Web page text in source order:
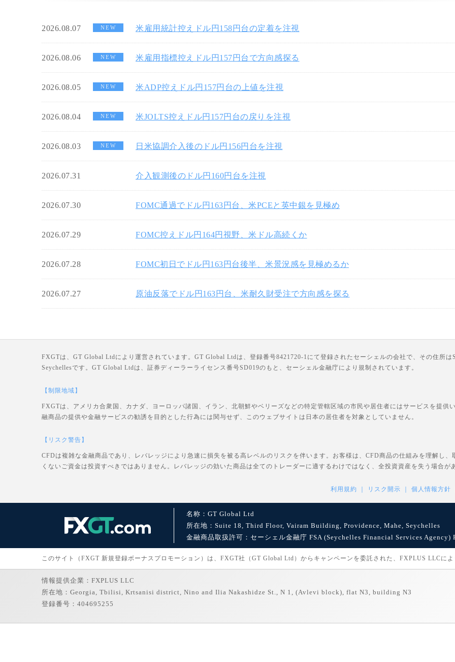
2026.08.07 NEW 米雇用統計控えドル円158円台の定着を注視
2026.08.06 NEW 米雇用指標控えドル円157円台で方向感探る
2026.08.05 NEW 米ADP控えドル円157円台の上値を注視
2026.08.04 NEW 米JOLTS控えドル円157円台の戻りを注視
2026.08.03 NEW 日米協調介入後のドル円156円台を注視
2026.07.31 介入観測後のドル円160円台を注視
2026.07.30 FOMC通過でドル円163円台、米PCEと英中銀を見極め
2026.07.29 FOMC控えドル円164円視野、米ドル高続くか
2026.07.28 FOMC初日でドル円163円台後半、米景況感を見極めるか
2026.07.27 原油反落でドル円163円台、米耐久財受注で方向感を探る
FXGTは、GT Global Ltdにより運営されています。GT Global Ltdは、登録番号8421720-1にて登録されたセーシェルの会社で、その住所
Seychellesです。GT Global Ltdは、証券ディーラーライセンス番号SD019のもと、セーシェル金融庁により規制されています。
【制限地域】
FXGTは、アメリカ合衆国、カナダ、ヨーロッパ諸国、イラン、北朝鮮やベリーズなどの特定管轄区域の市民や居住者にはサービスを提供
融商品の提供や金融サービスの勧誘を目的とした行為には関与せず、このウェブサイトは日本の居住者を対象としていません。
【リスク警告】
CFDは複雑な金融商品であり、レバレッジにより急速に損失を被る高レベルのリスクを伴います。お客様は、CFD商品の仕組みを理解し
くないご資金は投資すべきではありません。レバレッジの効いた商品は全てのトレーダーに適するわけではなく、全投資資産を失う場合が
利用規約 リスク開示 個人情報方針
名称：GT Global Ltd
所在地：Suite 18, Third Floor, Vairam Building, Providence, Mahe, Seychelles
金融商品取扱許可：セーシェル金融庁 FSA (Seychelles Financial Services Agency)
このサイト（FXGT 新規登録ボーナスプロモーション）は、FXGT社（GT Global Ltd）からキャンペーンを委託された、FXPLUS LLCによ
情報提供企業：FXPLUS LLC
所在地：Georgia, Tbilisi, Krtsanisi district, Nino and Ilia Nakashidze St., N 1, (Avlevi block), flat N3, building N3
登録番号：404695255